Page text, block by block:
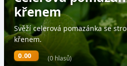
křenem
Svěží celerová pomazánka se
křenem.
0.00 (0 hlasů)